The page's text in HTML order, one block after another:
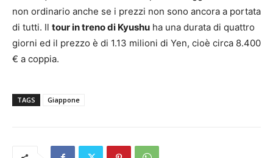
non ordinario anche se i prezzi non sono ancora a portata
di tutti. Il tour in treno di Kyushu ha una durata di quattro
giorni ed il prezzo è di 1.13 milioni di Yen, cioè circa 8.400
€ a coppia.
TAGS Giappone